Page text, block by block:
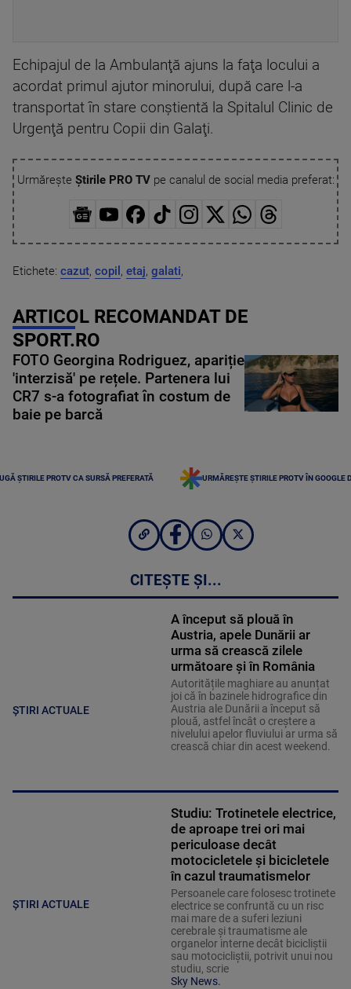
Echipajul de la Ambulanţă ajuns la faţa locului a
acordat primul ajutor minorului, după care l-a
transportat în stare conştientă la Spitalul Clinic de
Urgenţă pentru Copii din Galaţi.
Urmărește Știrile PRO TVpe canalul de social media preferat:
Etichete: cazut, copil , etaj, galati,
ARTICOL RECOMANDAT DE
SPORT.RO
FOTO Georgina Rodriguez, apariție
'interzisă' pe rețele. Partenera lui
CR7 s-a fotografiat în costum de
baie pe barcă
ȘTIRILE PROTV CA SURSĂ PREFERATĂ URMĂREȘTE ȘTIRILE PROTV ÎN GOOGLE
CITEȘTE ȘI...
ȘTIRI ACTUALE
A început să plouă în
Austria, apele Dunării ar
urma să crească zilele
următoare și în România
Autoritățile maghiare au anunțat
joi că în bazinele hidrografice din
Austria ale Dunării a început să
plouă, astfel încât o creștere a
nivelului apelor fluviului ar urma să
crească chiar din acest weekend.
ȘTIRI ACTUALE
Studiu: Trotinetele electrice,
de aproape trei ori mai
periculoase decât
motocicletele și bicicletele
în cazul traumatismelor
Persoanele care folosesc trotinete
electrice se confruntă cu un risc
mai mare de a suferi leziuni
cerebrale și traumatisme ale
organelor interne decât bicicliștii
sau motocicliștii, potrivit unui nou
studiu, scrie
Sky News.